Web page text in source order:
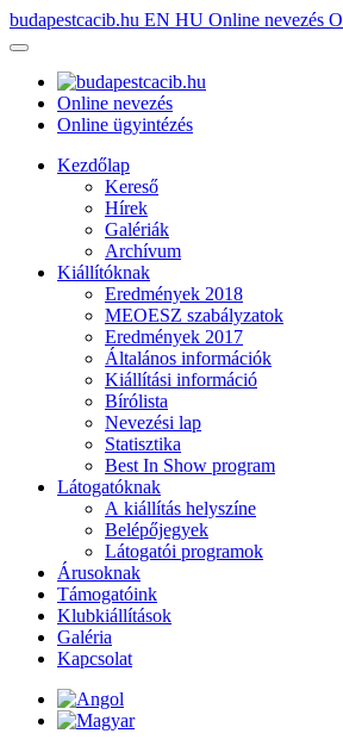
budapestcacib.hu EN HU Online nevezés
Online nevezés
Online ügyintézés
Kezdőlap
Kereső
Hírek
Galériák
Archívum
Kiállítóknak
Eredmények 2018
MEOESZ szabályzatok
Eredmények 2017
Általános információk
Kiállítási információ
Bírólista
Nevezési lap
Statisztika
Best In Show program
Látogatóknak
A kiállítás helyszíne
Belépőjegyek
Látogatói programok
Árusoknak
Támogatóink
Klubkiállítások
Galéria
Kapcsolat